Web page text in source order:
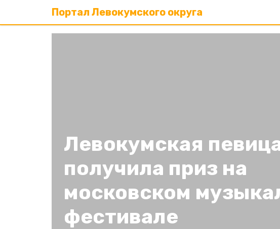
Портал Левокумского округа
Левокумская
получила приз на
московском
фестивале